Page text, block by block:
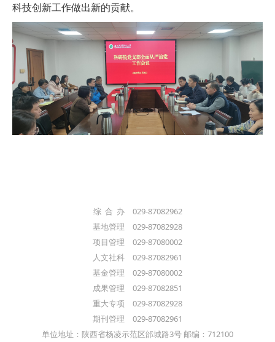
科技创新工作做出新的贡献。
综 合 办 029-87082962
基地管理 029-87082928
项目管理 029-87080002
人文社科 029-87082961
基金管理 029-87080002
成果管理 029-87082851
重大专项 029-87082928
期刊管理 029-87082961
单位地址：陕西省杨凌示范区邰城路3号 邮编：712100